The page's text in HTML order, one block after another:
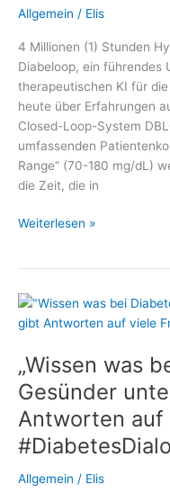
Gesundheitsanwendung
Allgemein / Elis
4 Millionen (1) Stunden
Diabeloop, ein führendes
therapeutischen KI für
heute über Erfahrungen
Closed-Loop-System
umfassenden
Range“ (70-180 mg/dL)
die Zeit, die in
12
Erfolge
mit
AID:
Weiterlesen »
„Wissen was
Gesünder
Antworten auf
Allgemein / Elis